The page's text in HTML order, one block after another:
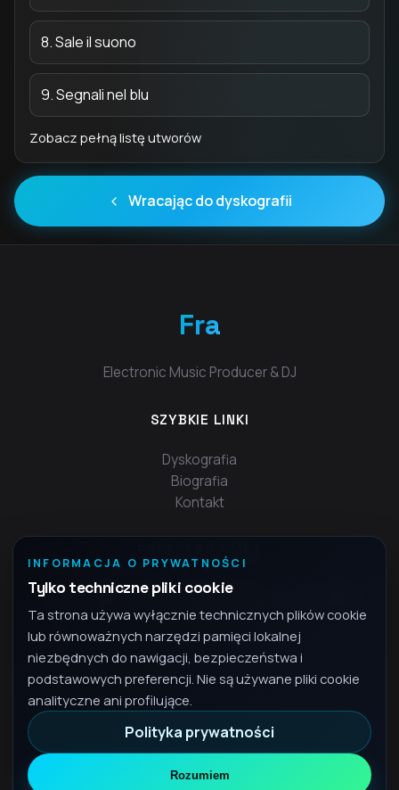
8. Sale il suono
9. Segnali nel blu
Zobacz pełną listę utworów
Wracając do dyskografii
Fra
Electronic Music Producer & DJ
SZYBKIE LINKI
Dyskografia
Biografia
Kontakt
Polityka prywatności•
INFORMACJA O PRYWATNOŚCI
Tylko techniczne pliki cookie
Ta strona używa wyłącznie technicznych plików cookie
lub równoważnych narzędzi pamięci lokalnej
niezbędnych do nawigacji, bezpieczeństwa i
podstawowych preferencji. Nie są używane pliki cookie
analityczne ani profilujące.
Polityka prywatności
Rozumiem